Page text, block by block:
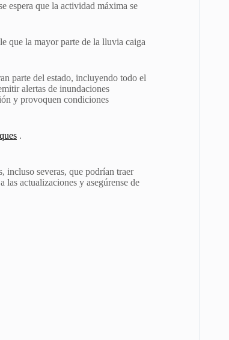
espera que la actividad máxima se
que la mayor parte de la lluvia caiga
parte del estado, incluyendo todo el
alertas de inundaciones
y provoquen condiciones
.
incluso severas, que podrían traer
las actualizaciones y asegúrense de